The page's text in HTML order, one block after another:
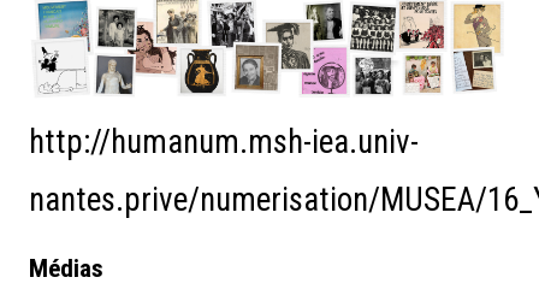
http://humanum.msh-iea.univ-
nantes.prive/numerisation/MUSEA/
Médias